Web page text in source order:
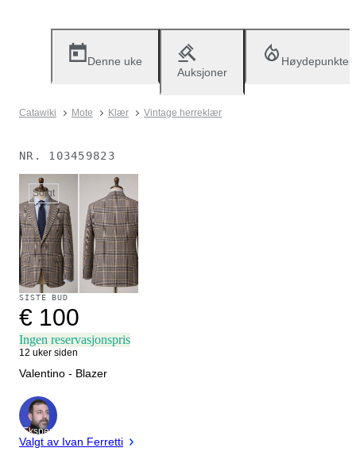
Denne uke
Auksjoner
Høydepunkter
Catawiki Mote Klær Vintage herreklær
NR. 103459823
Solgt
SISTE BUD
€ 100
Ingen reservasjonspris
12 uker siden
Valentino - Blazer
Ekspert
Valgt av Ivan Ferretti